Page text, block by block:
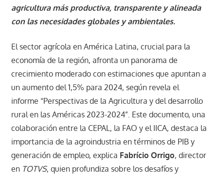
agricultura más productiva, transparente y alineada
con las necesidades globales y ambientales.
El sector agrícola en América Latina, crucial para la
economía de la región, afronta un panorama de
crecimiento moderado con estimaciones que apuntan a
un aumento del 1,5% para 2024, según revela el
informe “Perspectivas de la Agricultura y del desarrollo
rural en las Américas 2023-2024”. Este documento, una
colaboración entre la CEPAL, la FAO y el IICA, destaca la
importancia de la agroindustria en términos de PIB y
generación de empleo, explica Fabrício Orrigo, director
en TOTVS, quien profundiza sobre los desafíos y